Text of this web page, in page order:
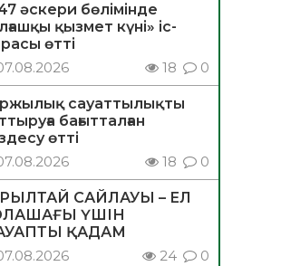
әскери бөлімінде
қызмет күні» іс-
өтті
18 0
сауаттылықты
бағытталған
өтті
18 0
САЙЛАУЫ – ЕЛ
ҮШІН
ҚАДАМ
24 0